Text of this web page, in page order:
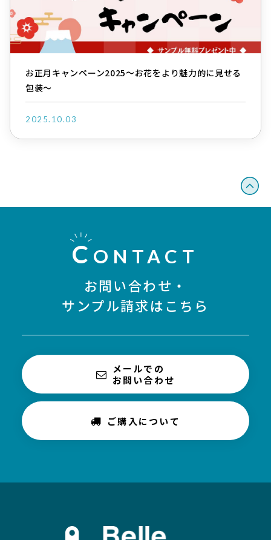
お正月キャンペーン2025～お花をより魅力的に見せる
包装～
2025.10.03
C ONTACT
お問い合わせ・
サンプル請求はこちら
メールでの
お問い合わせ
ご購入について